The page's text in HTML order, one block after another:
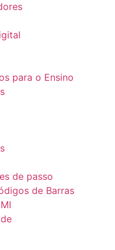
para o Ensino
de passo
de Barras